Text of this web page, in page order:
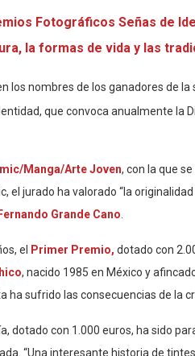
Fotográficos Señas de
la formas de vida y las
los nombres de los ganadores de la
que convoca anualmente la
Manga/Arte Joven, con la que
el jurado ha valorado “la
Fernando Grande Cano.
el Primer Premio, dotado con
, nacido 1985 en México y
ha sufrido las consecuencias de la
dotado con 1.000 euros, ha sido
“Una interesante historia de